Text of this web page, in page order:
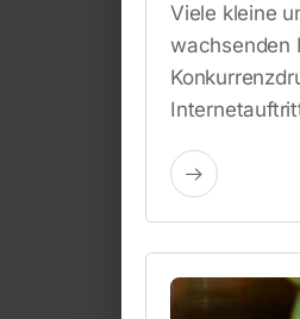
Viele kleine
wachsenden